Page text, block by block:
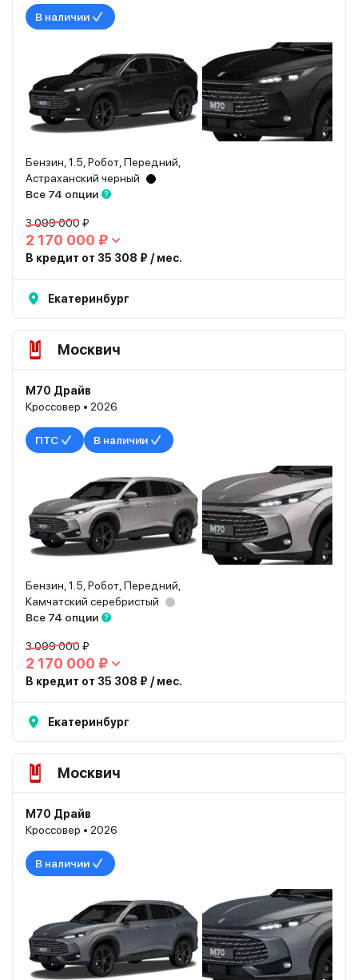
В наличии
Бензин, 1.5, Робот, Передний,
Астраханский черный
Все 74 опции
3 099 000 ₽
2 170 000 ₽
В кредит от 35 308 ₽ / мес.
Екатеринбург
Москвич
М70 Драйв
Кроссовер • 2026
ПТС В наличии
Бензин, 1.5, Робот, Передний,
Камчатский серебристый
Все 74 опции
3 099 000 ₽
2 170 000 ₽
В кредит от 35 308 ₽ / мес.
Екатеринбург
Москвич
М70 Драйв
Кроссовер • 2026
В наличии